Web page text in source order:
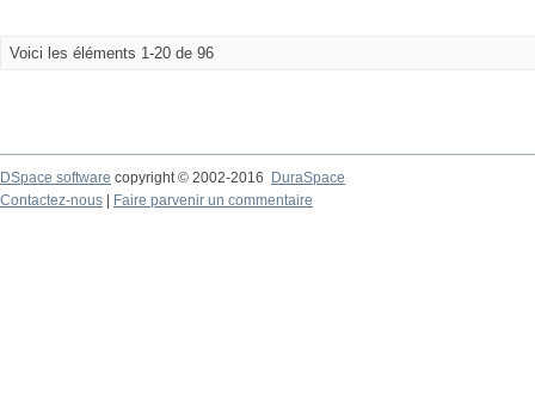
Voici les éléments 1-20 de 96
DSpace software copyright © 2002-2016
DuraSpace
Contactez-nous
Faire parvenir un commentaire